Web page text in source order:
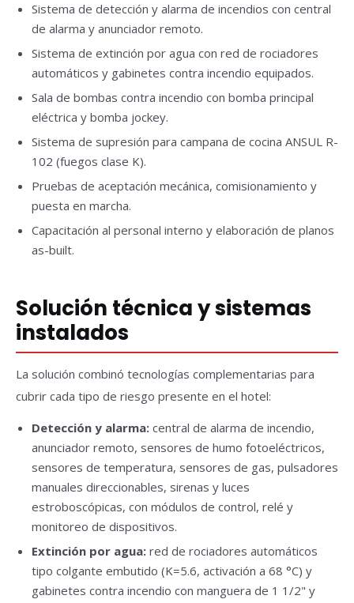
Sistema de detección y alarma de incendios con central
de alarma y anunciador remoto.
Sistema de extinción por agua con red de rociadores
automáticos y gabinetes contra incendio equipados.
Sala de bombas contra incendio con bomba principal
eléctrica y bomba jockey.
Sistema de supresión para campana de cocina ANSUL R-
102 (fuegos clase K).
Pruebas de aceptación mecánica, comisionamiento y
puesta en marcha.
Capacitación al personal interno y elaboración de planos
as-built.
Solución técnica y sistemas
instalados
La solución combinó tecnologías complementarias para
cubrir cada tipo de riesgo presente en el hotel:
Detección y alarma: central de alarma de incendio,
anunciador remoto, sensores de humo fotoeléctricos,
sensores de temperatura, sensores de gas, pulsadores
manuales direccionables, sirenas y luces
estroboscópicas, con módulos de control, relé y
monitoreo de dispositivos.
Extinción por agua: red de rociadores automáticos
tipo colgante embutido (K=5.6, activación a 68 °C) y
gabinetes contra incendio con manguera de 1 1/2" y